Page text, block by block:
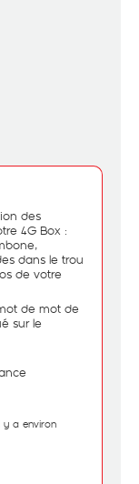
des
4G Box :
dans le trou
de votre
de mot de
sur le
y a environ